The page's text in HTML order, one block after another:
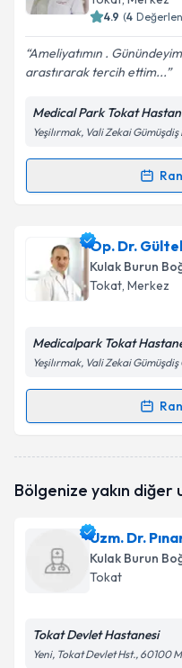
4.9 (4
Ameliyatımın .
arastırarak tercih ettim...
Medical Park Tokat
Yeşilırmak, Vali Zekai
Randevu
Op. Dr. Gizem
oluşturun. Size bu
takvim
Kişisel
Metni'ni
Op. Dr.
Kulak Burun
Tokat, Merkez
Medicalpark Tokat
Yeşilırmak, Vali Zekai
Randevu
oluşturun. Size bu
E-posta Adresiniz
Kişisel
Metni'ni okudum
Bölgenize yakın diğer
Uzm. Dr.
Kulak Burun
Tokat
Tokat Devlet Hastanesi
Yeni, Tokat Devlet Hst., 60100